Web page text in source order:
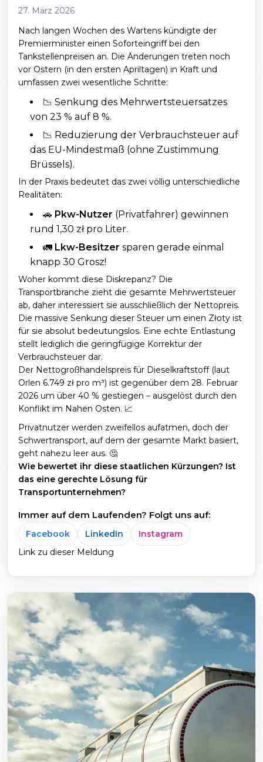
27. März 2026
Nach langen Wochen des Wartens kündigte der
Premierminister einen Soforteingriff bei den
Tankstellenpreisen an. Die Änderungen treten noch
vor Ostern (in den ersten Apriltagen) in Kraft und
umfassen zwei wesentliche Schritte:
📉 Senkung des Mehrwertsteuersatzes
von 23 % auf 8 %.
📉 Reduzierung der Verbrauchsteuer auf
das EU-Mindestmaß (ohne Zustimmung
Brüssels).
In der Praxis bedeutet das zwei völlig unterschiedliche
Realitäten:
🚗 Pkw-Nutzer (Privatfahrer) gewinnen
rund 1,30 zł pro Liter.
🚛 Lkw-Besitzer sparen gerade einmal
knapp 30 Grosz!
Woher kommt diese Diskrepanz? Die
Transportbranche zieht die gesamte Mehrwertsteuer
ab, daher interessiert sie ausschließlich der Nettopreis.
Die massive Senkung dieser Steuer um einen Złoty ist
für sie absolut bedeutungslos. Eine echte Entlastung
stellt lediglich die geringfügige Korrektur der
Verbrauchsteuer dar.
Der Nettogroßhandelspreis für Dieselkraftstoff (laut
Orlen 6.749 zł pro m³) ist gegenüber dem 28. Februar
2026 um über 40 % gestiegen – ausgelöst durch den
Konflikt im Nahen Osten. 📈
Privatnutzer werden zweifellos aufatmen, doch der
Schwertransport, auf dem der gesamte Markt basiert,
geht nahezu leer aus. 🤔
Wie bewertet ihr diese staatlichen Kürzungen? Ist
das eine gerechte Lösung für
Transportunternehmen?
Immer auf dem Laufenden? Folgt uns auf:
Facebook LinkedIn
Instagram
Link zu dieser Meldung